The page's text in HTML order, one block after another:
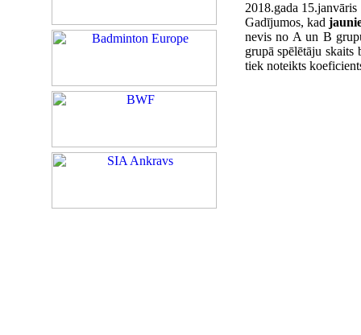
2018.gada 15.janvāris
Gadījumos, kad
nevis no A un B
grupā spēlētāju
tiek noteikts